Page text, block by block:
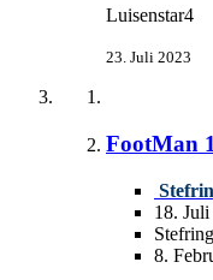
Luisenstar4
23. Juli 2023
FootMan
18.
Stefring
8.